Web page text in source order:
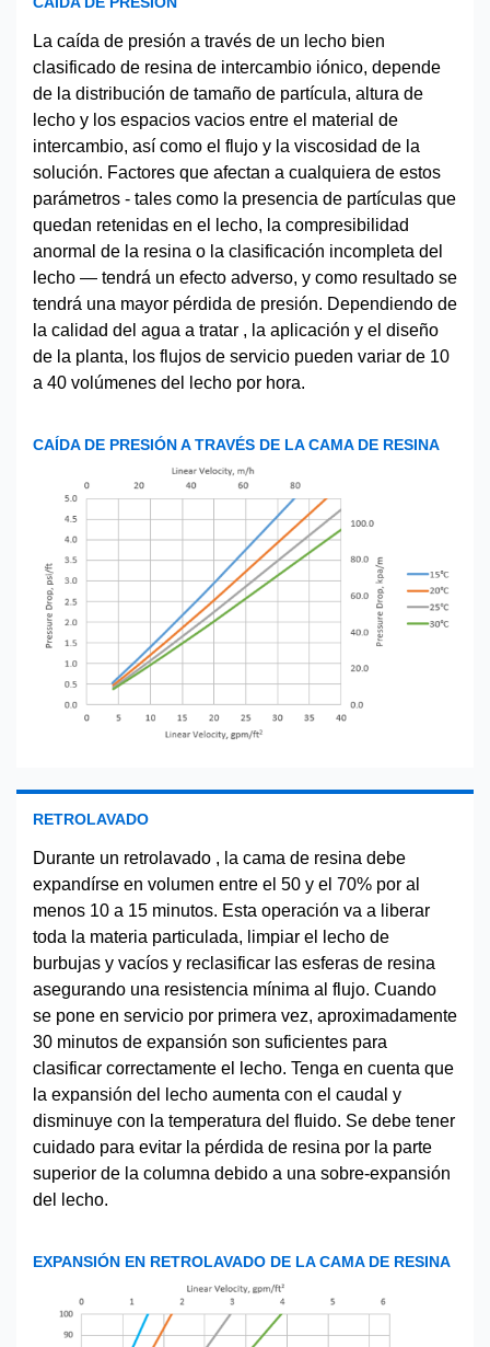
La caída de presión a través de un lecho bien
clasificado de resina de intercambio iónico, depende
de la distribución de tamaño de partícula, altura de
lecho y los espacios vacios entre el material de
intercambio, así como el flujo y la viscosidad de la
solución. Factores que afectan a cualquiera de estos
parámetros - tales como la presencia de partículas que
quedan retenidas en el lecho, la compresibilidad
anormal de la resina o la clasificación incompleta del
lecho — tendrá un efecto adverso, y como resultado se
tendrá una mayor pérdida de presión. Dependiendo de
la calidad del agua a tratar , la aplicación y el diseño
de la planta, los flujos de servicio pueden variar de 10
a 40 volúmenes del lecho por hora.
CAÍDA DE PRESIÓN A TRAVÉS DE LA CAMA DE RESINA
RETROLAVADO
Durante un retrolavado , la cama de resina debe
expandírse en volumen entre el 50 y el 70% por al
menos 10 a 15 minutos. Esta operación va a liberar
toda la materia particulada, limpiar el lecho de
burbujas y vacíos y reclasificar las esferas de resina
asegurando una resistencia mínima al flujo. Cuando
se pone en servicio por primera vez, aproximadamente
30 minutos de expansión son suficientes para
clasificar correctamente el lecho. Tenga en cuenta que
la expansión del lecho aumenta con el caudal y
disminuye con la temperatura del fluido. Se debe tener
cuidado para evitar la pérdida de resina por la parte
superior de la columna debido a una sobre-expansión
del lecho.
EXPANSIÓN EN RETROLAVADO DE LA CAMA DE RESINA